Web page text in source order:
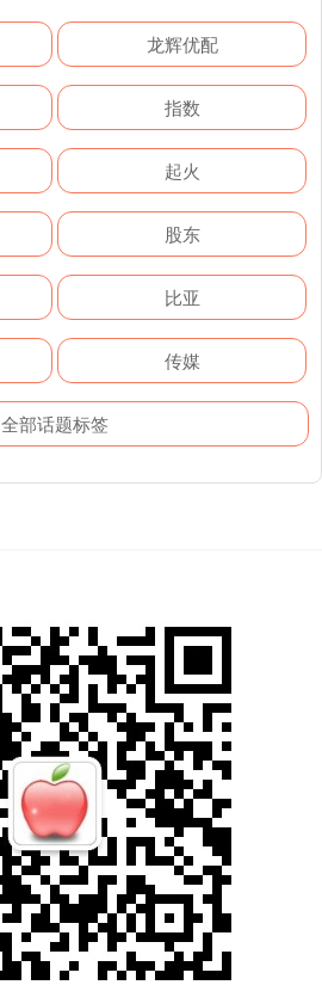
龙辉优配
指数
起火
股东
比亚
传媒
全部话题标签